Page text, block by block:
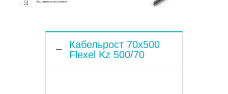
Акции и предложения
Кабельрост 70x500
Flexel Kz 500/70